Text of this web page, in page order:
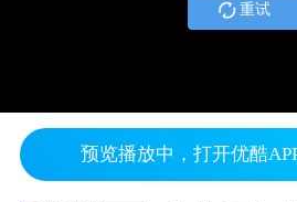
重试
预览播放中，打开优酷